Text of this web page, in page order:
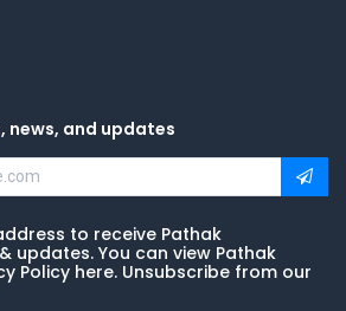
news, and updates
to receive Pathak
updates. You can view Pathak
Policy here. Unsubscribe from our